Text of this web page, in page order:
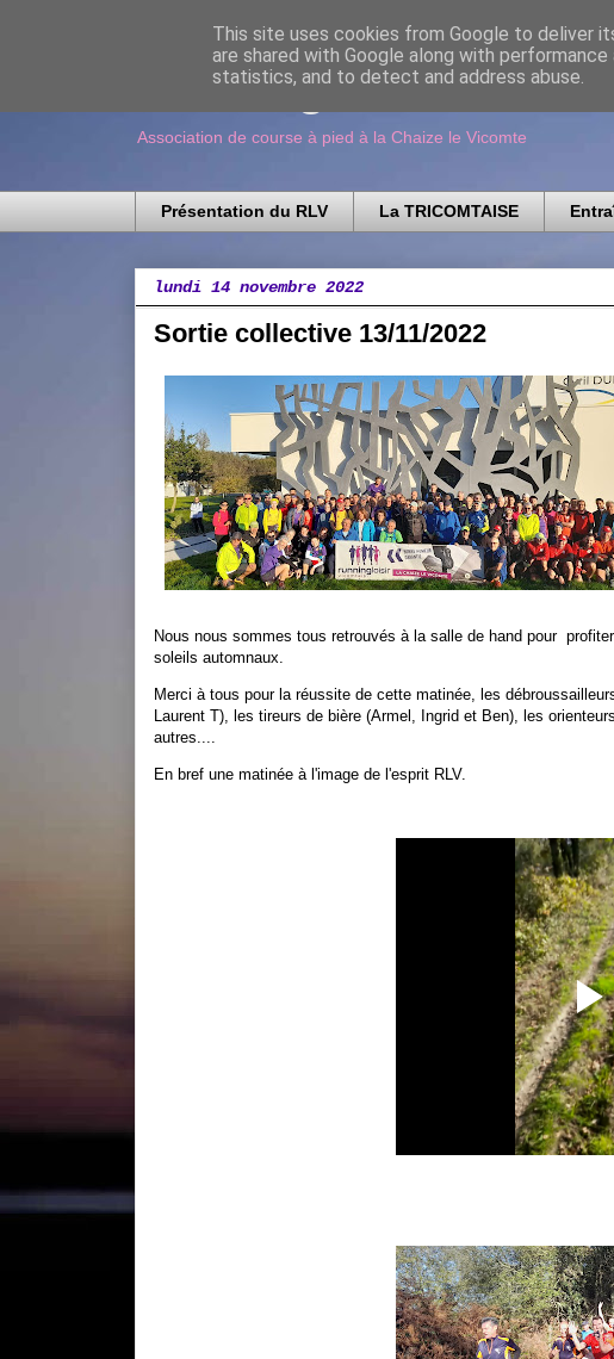
Running Loisir
Association de course à pied à la Chaize le Vicomte
Présentation du RLV La TRICOMTAISE
lundi 14 novembre 2022
Sortie collective 13/11/2022
Nous nous sommes tous retrouvés à la salle de hand pour
soleils automnaux.
Merci à tous pour la réussite de cette matinée, les
Laurent T), les tireurs de bière (Armel, Ingrid et Ben), les
autres....
En bref une matinée à l'image de l'esprit RLV.
This site uses cookies from Google to deliver
are shared with Google along with
statistics, and to detect and address abuse.